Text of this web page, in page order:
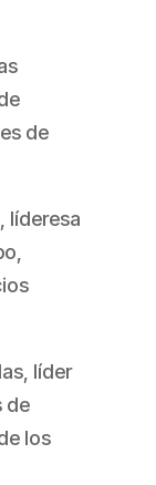
de
líderesa
líder
de
los